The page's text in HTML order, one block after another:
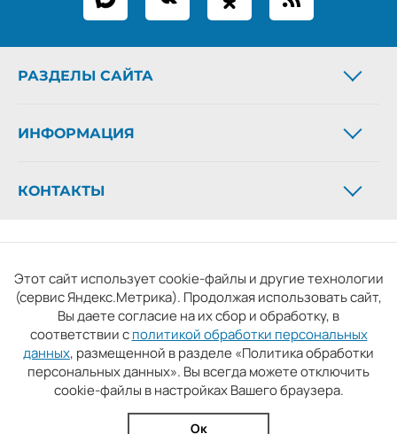
РАЗДЕЛЫ САЙТА
Статьи
Архив газеты
ИНФОРМАЦИЯ
Рекламодателям
КОНТАКТЫ
Реклама:
Подписка: igpodpiska@bk.ru
Учредитель: БУ «Ивановские газеты».
Главный редактор: Кузьмичев А.Е. Копирование материалов
без ссылки на сайт запрещено
Условия использования сайта Политика обработки
персональных данных
Разработка и поддержка сайтаthisislogic.ru
Этот сайт использует cookie-файлы и другие технологии
(сервис Яндекс.Метрика). Продолжая использовать сайт,
Вы даете согласие на их сбор и обработку, в
соответствии сполитикой обработки персональных
данных, размещенной в разделе «Политика обработки
персональных данных». Вы всегда можете отключить
cookie-файлы в настройках Вашего браузера.
Ок